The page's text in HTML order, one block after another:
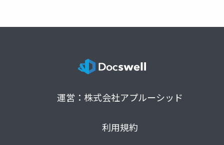
運営：株式会社アプルーシッド
利用規約